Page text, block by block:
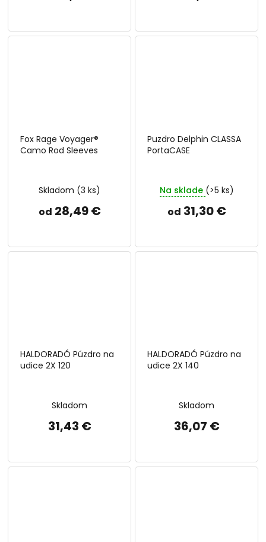
Fox Rage Voyager®
Camo Rod Sleeves
Skladom (3 ks)
od 28,49 €
Puzdro Delphin CLASSA
PortaCASE
Na sklade (>5 ks)
od 31,30 €
HALDORADÓ Púzdro na
udice 2X 120
Skladom
31,43 €
HALDORADÓ Púzdro na
udice 2X 140
Skladom
36,07 €